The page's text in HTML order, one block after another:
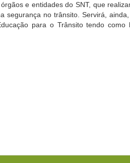
e entidades do SNT, que
segurança no trânsito. Servirá,
para o Trânsito tendo